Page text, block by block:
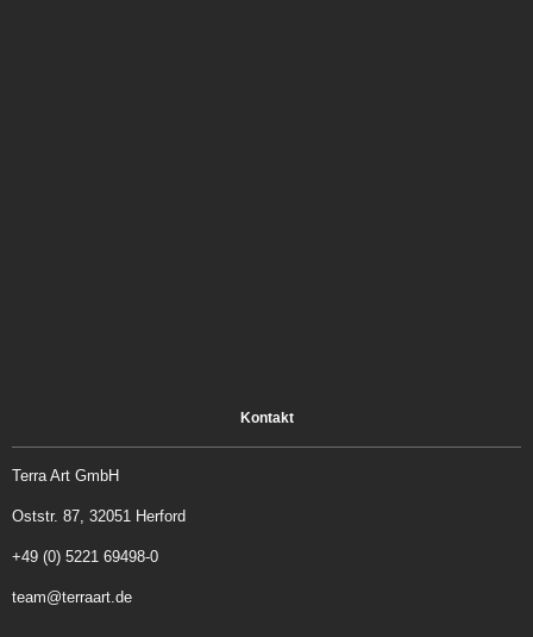
Kontakt
Terra Art GmbH
Oststr. 87, 32051 Herford
+49 (0) 5221 69498-0
team@terraart.de